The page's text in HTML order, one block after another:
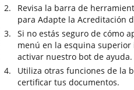
Revisa la barra de
para Adapte la Acreditación
Si no estás seguro de cómo
menú en la esquina
activar nuestro bot de ayuda.
Utiliza otras funciones de la
certificar tus documentos.